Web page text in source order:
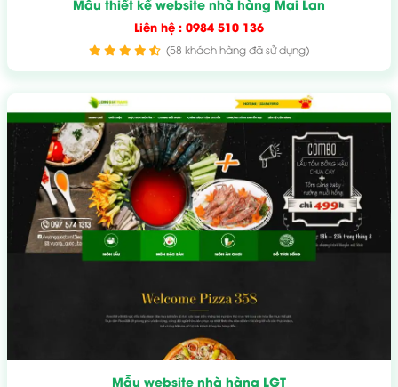
Mẫu thiết kế website nhà hàng Mai Lan
Liên hệ : 0984 510 136
(58 khách hàng đã sử dụng)
Mẫu website nhà hàng LGT